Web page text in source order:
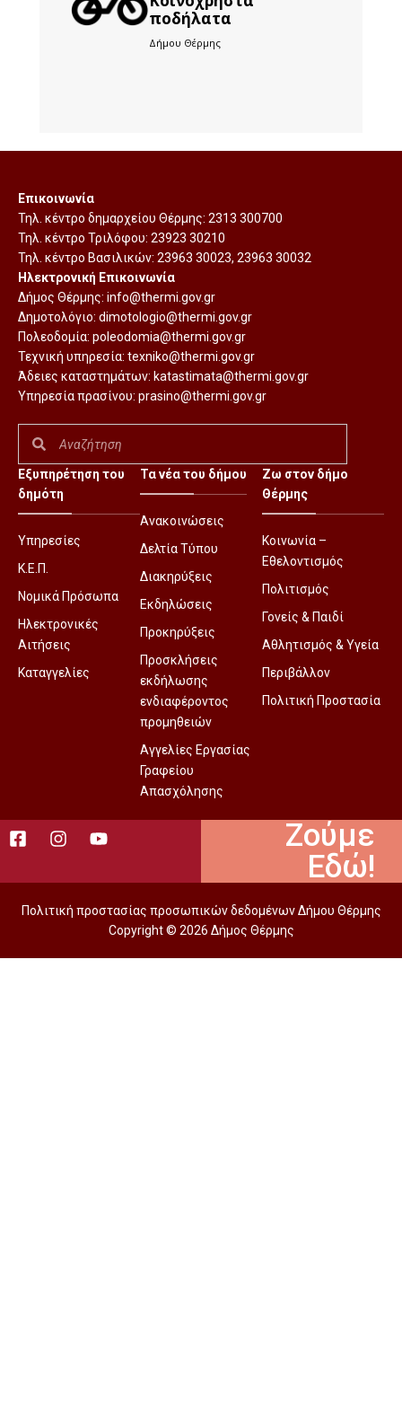
ποδήλατα
Δήμου Θέρμης
Επικοινωνία
Τηλ. κέντρο δημαρχείου Θέρμης: 2313 300700
Τηλ. κέντρο Τριλόφου: 23923 30210
Τηλ. κέντρο Βασιλικών: 23963 30023, 23963 30032
Ηλεκτρονική Επικοινωνία
Δήμος Θέρμης: info@thermi.gov.gr
Δημοτολόγιο: dimotologio@thermi.gov.gr
Πολεοδομία: poleodomia@thermi.gov.gr
Τεχνική υπηρεσία: texniko@thermi.gov.gr
Άδειες καταστημάτων: katastimata@thermi.gov.gr
Υπηρεσία πρασίνου: prasino@thermi.gov.gr
Εξυπηρέτηση του
δημότη
Υπηρεσίες
Κ.Ε.Π.
Νομικά Πρόσωπα
Ηλεκτρονικές
Αιτήσεις
Καταγγελίες
Τα νέα του δήμου
Ανακοινώσεις
Δελτία Τύπου
Διακηρύξεις
Εκδηλώσεις
Προκηρύξεις
Προσκλήσεις
εκδήλωσης
ενδιαφέροντος
προμηθειών
Αγγελίες Εργασίας
Γραφείου
Απασχόλησης
Ζω στον δήμο
Θέρμης
Κοινωνία –
Εθελοντισμός
Πολιτισμός
Γονείς & Παιδί
Αθλητισμός & Υγεία
Περιβάλλον
Πολιτική Προστασία
Ζούμε
Εδώ!
Πολιτική προστασίας προσωπικών δεδομένων Δήμου Θέρμης
Copyright © 2026 Δήμος Θέρμης